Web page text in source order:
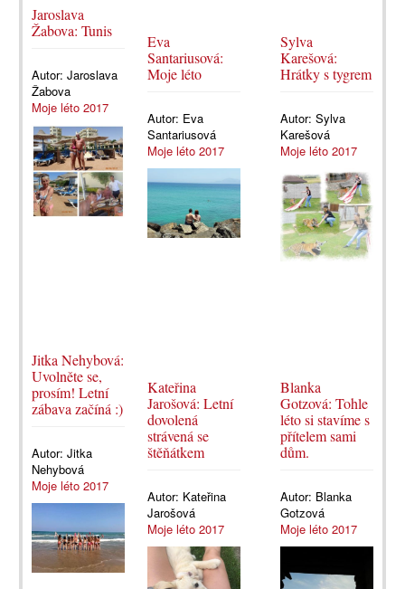
Jaroslava
Žabova: Tunis
Autor: Jaroslava
Žabova
Moje léto 2017
Eva
Santariusová:
Moje léto
Autor: Eva
Santariusová
Moje léto 2017
Sylva
Karešová:
Hrátky s tygrem
Autor:Sylva
Karešová
Moje léto 2017
Jitka Nehybová:
Uvolněte se,
prosím! Letní
zábava začíná :)
Autor: Jitka
Nehybová
Moje léto 2017
Kateřina
Jarošová: Letní
dovolená
strávená se
štěňátkem
Autor: Kateřina
Jarošová
Moje léto 2017
Blanka
Gotzová: Tohle
léto si stavíme s
přítelem sami
dům.
Autor: Blanka
Gotzová
Moje léto 2017